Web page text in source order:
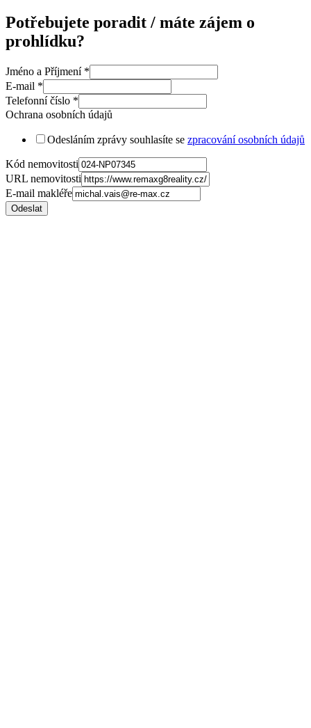
Potřebujete poradit / máte zájem o
prohlídku?
Jméno a Příjmení *
E-mail *
Telefonní číslo *
Ochrana osobních údajů
Odesláním zprávy souhlasíte se zpracování osobních údajů
Kód nemovitosti
URL nemovitosti
E-mail makléře
Odeslat